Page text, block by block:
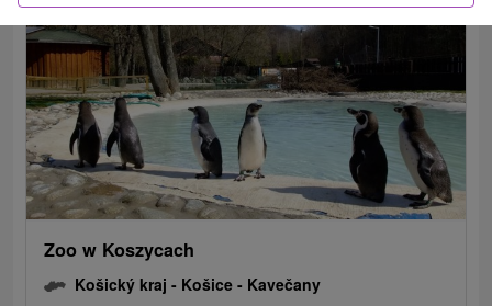
Zoo w Koszycach
Košický kraj - Košice - Kavečany